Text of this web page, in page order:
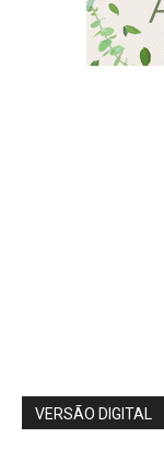
VERSÃO DIGITAL